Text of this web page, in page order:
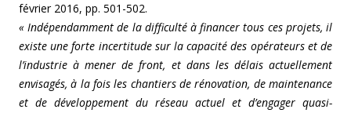
février 2016, pp. 501-502.
« Indépendamment de la difficulté à financer tous ces projets, il
existe une forte incertitude sur la capacité des opérateurs et de
l’industrie à mener de front, et dans les délais actuellement
envisagés, à la fois les chantiers de rénovation, de maintenance
et de développement du réseau actuel et d’engager quasi-